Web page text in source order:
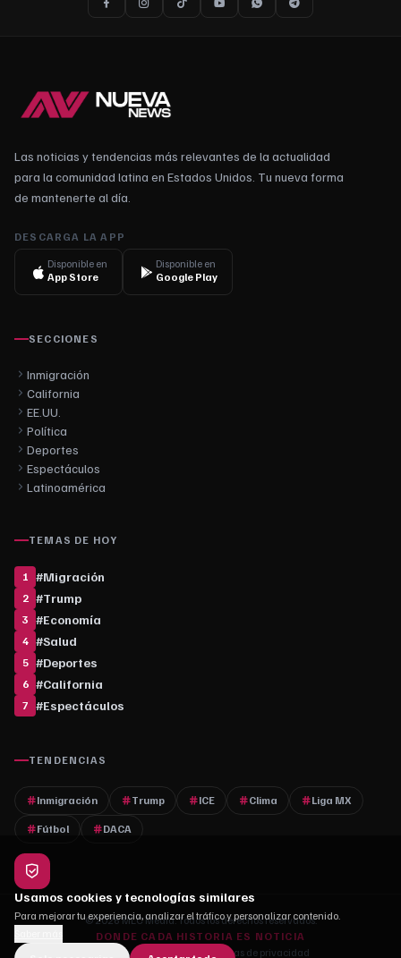
Las noticias y tendencias más relevantes de la actualidad
para la comunidad latina en Estados Unidos. Tu nueva forma
de mantenerte al día.
DESCARGA LA APP
Disponible en
App Store
Disponible en
Google Play
SECCIONES
Inmigración
California
EE.UU.
Política
Deportes
Espectáculos
Latinoamérica
TEMAS DE HOY
1 #Migración
2 #Trump
3 #Economía
4 #Salud
5 #Deportes
6 #California
7 #Espectáculos
TENDENCIAS
Inmigración Trump ICE Clima Liga MX
Fútbol DACA
© 2026 MLC Media. Todos los derechos reservados.
DONDE CADA HISTORIA ES NOTICIA
Quiénes somos
Contacto Políticas de privacidad
Usamos cookies y tecnologías similares
Para mejorar tu experiencia, analizar el tráfico y personalizar contenido.